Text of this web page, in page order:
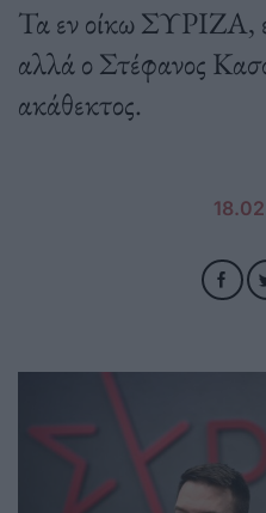
Τα εν οίκω ΣΥΡΙΖΑ,
αλλά ο Στέφανος
ακάθεκτος.